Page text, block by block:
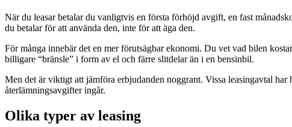
När du leasar betalar du vanligtvis en första förhöjd avgift, en fast
du betalar för att använda den, inte för att äga den.
För många innebär det en mer förutsägbar ekonomi. Du vet vad bilen
billigare “bränsle” i form av el och färre slitdelar än i en bensinbil.
Men det är viktigt att jämföra erbjudanden noggrant. Vissa leasingavtal
återlämningsavgifter ingår.
Olika typer av leasing